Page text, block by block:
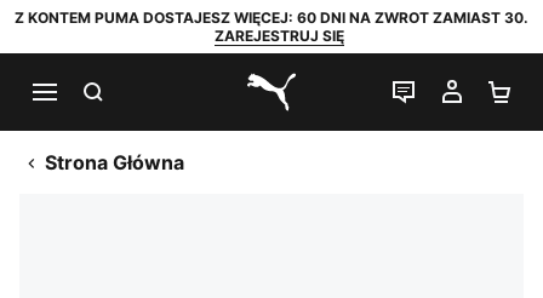
Z KONTEM PUMA DOSTAJESZ WIĘCEJ: 60 DNI NA ZWROT ZAMIAST 30.
ZAREJESTRUJ SIĘ
PUMA.com
CZAT NA
MOJE
Strona Główna